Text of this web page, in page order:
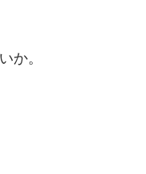
か。